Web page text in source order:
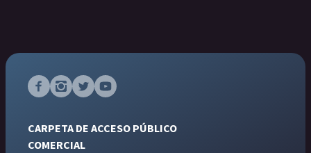
CARPETA DE ACCESO PÚBLICO
COMERCIAL